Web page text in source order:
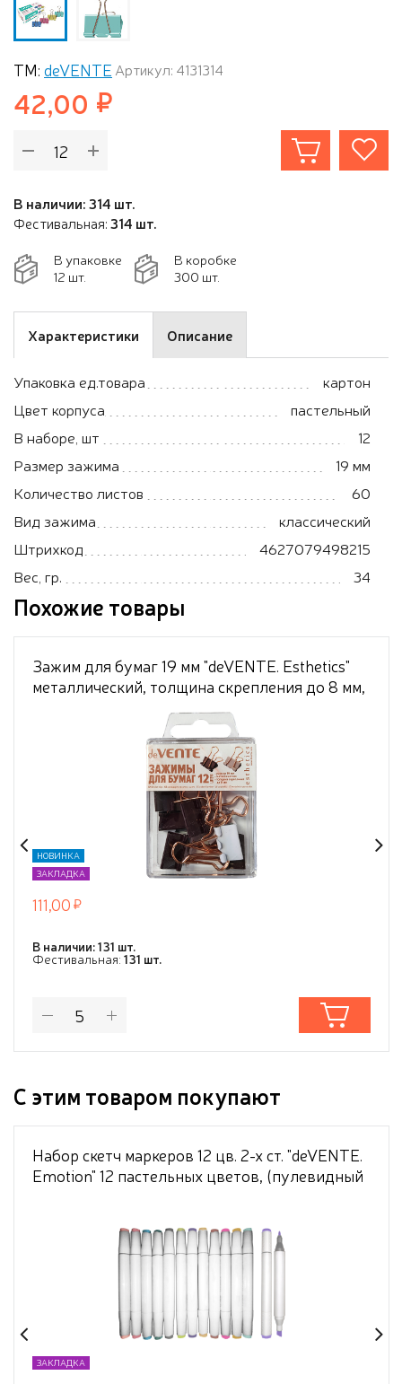
ТМ: deVENTE Артикул: 4131314
42,00
В наличии: 314 шт.
Фестивальная:314 шт.
В упаковке
12 шт.
В коробке
300 шт.
Характеристики Описание
Упаковка ед.товара
картон
Цвет корпуса
пастельный
В наборе, шт
12
Размер зажима
19 мм
Количество листов
60
Вид зажима
классический
Штрихкод
4627079498215
Вес, гр.
34
Похожие товары
Зажим для бумаг 19 мм "deVENTE. Esthetics"
металлический, толщина скрепления до 8 мм,
12 шт в пластиковой коробке, ассорти 2 цвета
(бургунди и лавандово-пепельный)
НОВИНКА
ЗАКЛАДКА
111,00
В наличии: 131 шт.
Фестивальная: 131 шт.
С этим товаром покупают
Набор скетч маркеров 12 цв. 2-х ст. "deVENTE.
Emotion" 12 пастельных цветов, (пулевидный
пластиковой упаковке
ЗАКЛАДКА